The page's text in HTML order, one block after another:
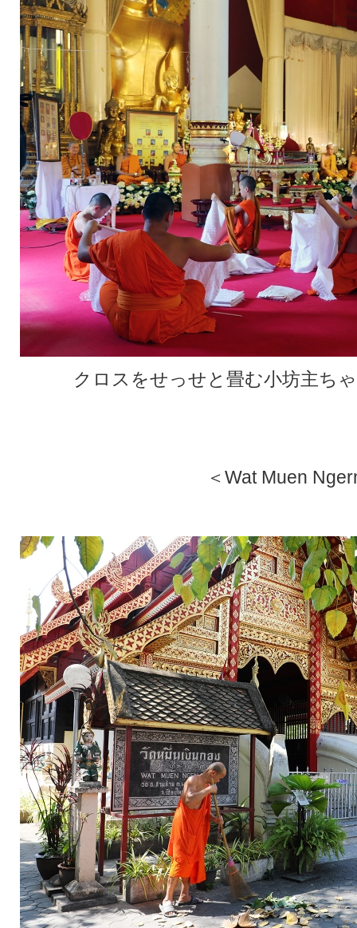
クロスをせっせと畳む小坊主ち
＜Wat Muen